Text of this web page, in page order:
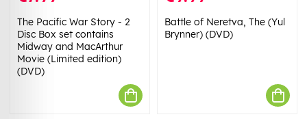
The Pacific War Story - 2
Disc Box set contains
Midway and MacArthur
Movie (Limited edition)
(DVD)
Battle of Neretva, The (Yul
Brynner) (DVD)